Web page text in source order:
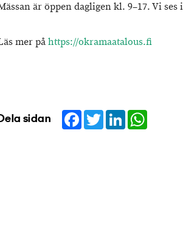
är öppen dagligen kl. 9–17. Vi ses
mer påhttps://okramaatalous.fi
sidan Facebook
TwitterLinkedIn